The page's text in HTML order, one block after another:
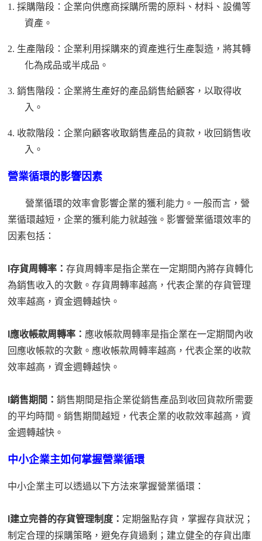
1.採購階段：企業向供應商採購所需的原料、材料、設備等
資產。
2. 生產階段：企業利用採購來的資產進行生產製造，將其轉
化為成品或半成品。
3.銷售階段：企業將生產好的產品銷售給顧客，以取得收
入。
4. 收款階段：企業向顧客收取銷售產品的貨款，收回銷售收
入。
營業循環的影響因素
營業循環的效率會影響企業的獲利能力。一般而言，營
業循環越短，企業的獲利能力就越強。 影響營業循環效率的
因素包括：
l存貨周轉率：存貨周轉率是指企業在一定期間內將存貨轉化
為銷售收入的次數。存貨周轉率越高，代表企業的存貨管理
效率越高，資金週轉越快。
應收帳款周轉率： 應收帳款周轉率是指企業在一定期間內收
回應收帳款的次數。應收帳款周轉率越高，代表企業的收款
效率越高，資金週轉越快。
l銷售期間：銷售期間是指企業從銷售產品到收回貨款所需要
的平均時間。銷售期間越短，代表企業的收款效率越高，資
金週轉越快。
中小企業主如何掌握營業循環
中小企業主可以透過以下方法來掌握營業循環：
建立完善的存貨管理制度： 定期盤點存貨，掌握存貨狀況；
制定合理的採購策略，避免存貨過剩；建立健全的存貨出庫